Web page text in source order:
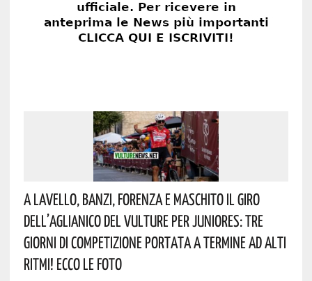
A Lavello, Banzi, Forenza E Maschito Il Giro
Dell’Aglianico Del Vulture Per Juniores: Tre
Giorni Di Competizione Portata A Termine Ad Alti
Ritmi! Ecco Le Foto